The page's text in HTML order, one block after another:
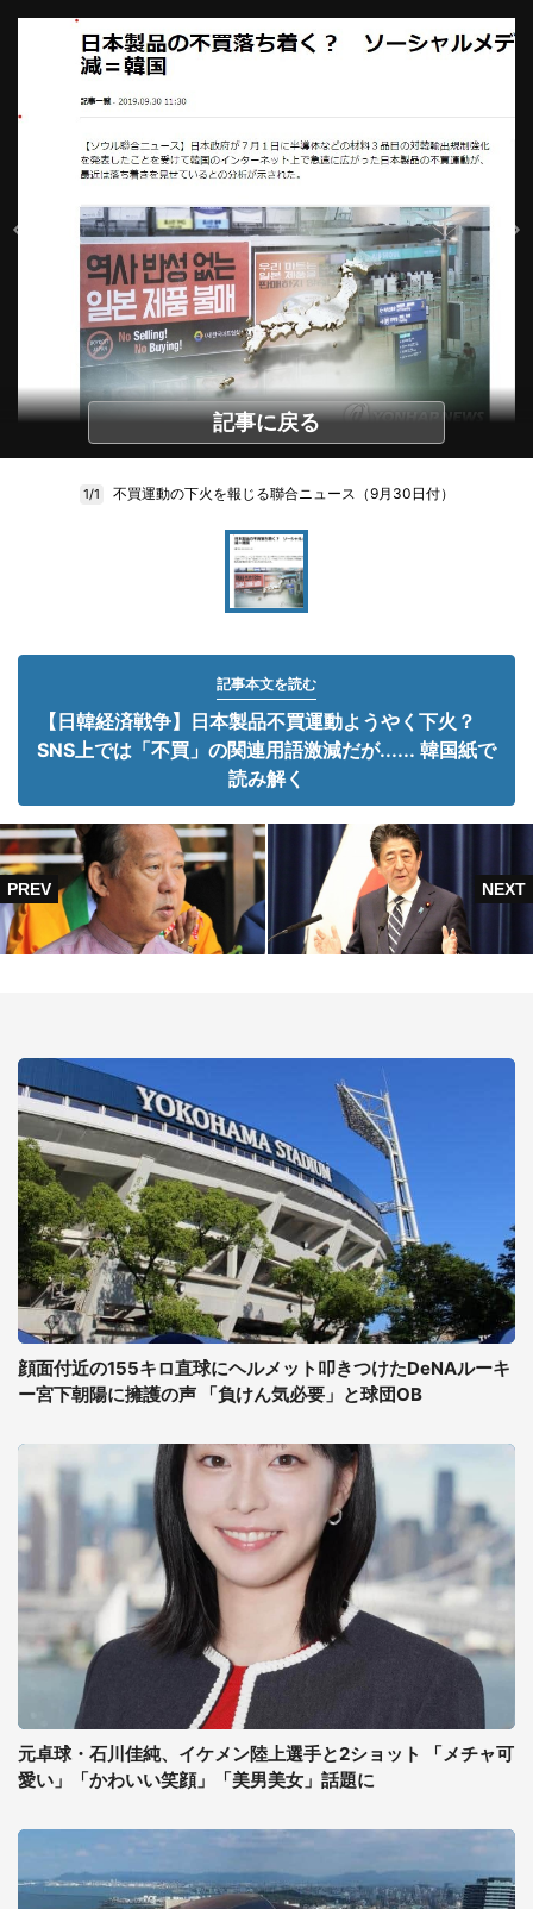
記事に戻る
1/1 不買運動の下火を報じる聯合ニュース（9月30日付）
記事本文を読む
【日韓経済戦争】日本製品不買運動ようやく下火？
SNS上では「不買」の関連用語激減だが...... 韓国紙で
読み解く
顔面付近の155キロ直球にヘルメット叩きつけたDeNAルーキ
ー宮下朝陽に擁護の声 「負けん気必要」と球団OB
元卓球・石川佳純、イケメン陸上選手と2ショット 「メチャ可
愛い」「かわいい笑顔」「美男美女」話題に